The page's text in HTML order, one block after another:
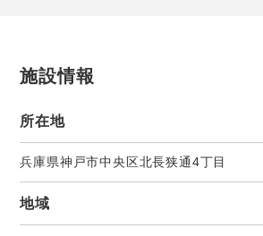
施設情報
所在地
兵庫県神戸市中央区北長狭通4丁目
地域